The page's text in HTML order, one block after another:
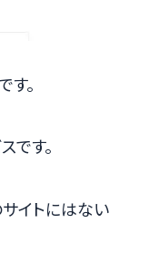
。
です。
サイトにはない